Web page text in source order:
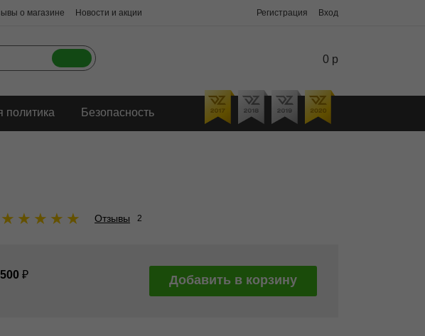
о магазине Новости и акции Регистрация Вход
0 р
политика Безопасность
★ ★ ★ ★ ★ Отзывы 2
₽ Добавить в корзину